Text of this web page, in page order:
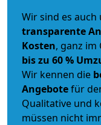
Wir sind es
transparente
Kosten, ganz im
bis zu 60 %
Wir kennen die
Angebotefür
Qualitative und
müssen nicht